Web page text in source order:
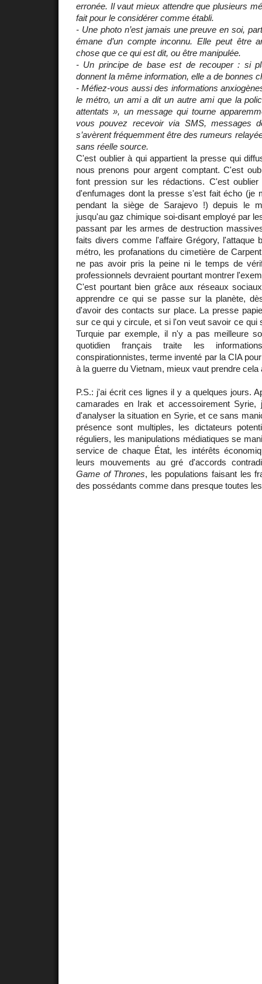
erronée. Il vaut mieux attendre que plusieurs
fait pour le considérer comme établi.
- Une photo n’est jamais une preuve en soi,
émane d’un compte inconnu. Elle peut être
chose que ce qui est dit, ou être manipulée.
- Un principe de base est de recouper : si
donnent la même information, elle a de bonnes
- Méfiez-vous aussi des informations
le métro, un ami a dit un autre ami que la
attentats », un message qui tourne
vous pouvez recevoir via SMS, messages
s’avèrent fréquemment être des rumeurs
sans réelle source.
C'est oublier à qui appartient la presse qui
nous prenons pour argent comptant. C'est
font pression sur les rédactions. C'est oublier
d'enfumages dont la presse s'est fait écho (je
pendant la siège de Sarajevo !) depuis le
jusqu'au gaz chimique soi-disant employé par
passant par les armes de destruction
faits divers comme l'affaire Grégory, l'attaque
métro, les profanations du cimetière de
ne pas avoir pris la peine ni le temps de
professionnels devraient pourtant montrer
C'est pourtant bien grâce aux réseaux
apprendre ce qui se passe sur la planète,
d'avoir des contacts sur place. La presse
sur ce qui y circule, et si l'on veut savoir ce qui
Turquie par exemple, il n'y a pas meilleure
quotidien français traite les
conspirationnistes, terme inventé par la CIA
à la guerre du Vietnam, mieux vaut prendre
P.S.: j'ai écrit ces lignes il y a quelques jours.
camarades en Irak et accessoirement Syrie,
d'analyser la situation en Syrie, et ce sans
présence sont multiples, les dictateurs
réguliers, les manipulations médiatiques se
service de chaque État, les intérêts
leurs mouvements au gré d'accords
Game of Thrones, les populations faisant les
des possédants comme dans presque toutes